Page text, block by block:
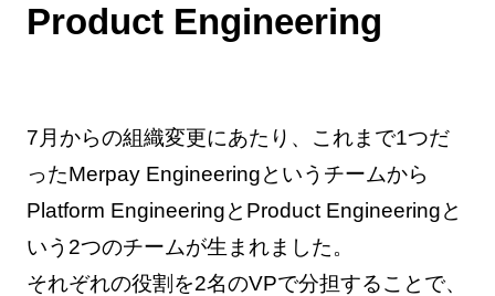
Product Engineering
7月からの組織変更にあたり、これまで1つだ
ったMerpay Engineeringというチームから
Platform EngineeringとProduct Engineeringと
いう2つのチームが生まれました。
それぞれの役割を2名のVPで分担することで、